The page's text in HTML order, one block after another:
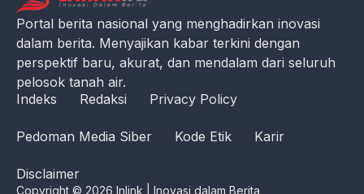
Portal berita nasional yang menghadirkan inovasi
dalam berita. Menyajikan kabar terkini dengan
perspektif baru, akurat, dan mendalam dari seluruh
pelosok tanah air.
Indeks
Redaksi Privacy Policy
Pedoman Media Siber Kode Etik Karir
Disclaimer
Copyright © 2026 Inlink | Inovasi dalam Berita